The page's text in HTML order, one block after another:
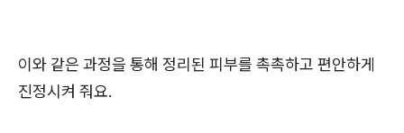
이와 같은 과정을 통해 정리된 피부를 촉촉하고 편안하게
진정시켜 줘요.